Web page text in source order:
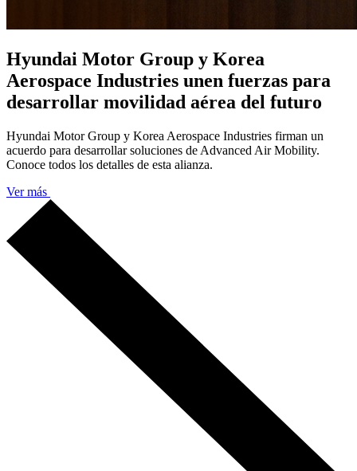
Hyundai Motor Group y Korea
Aerospace Industries unen fuerzas para
desarrollar movilidad aérea del futuro
Hyundai Motor Group y Korea Aerospace Industries firman un
acuerdo para desarrollar soluciones de Advanced Air Mobility.
Conoce todos los detalles de esta alianza.
Ver más